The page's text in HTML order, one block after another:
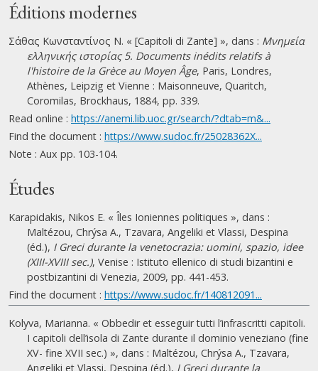
Éditions modernes
Σάθας Κωνσταντίνος Ν. « [Capitoli di Zante] », dans : Μνημεία
ελληνικής ιστορίας 5. Documents inédits relatifs à
l'histoire de la Grèce au Moyen Âge, Paris, Londres,
Athènes, Leipzig et Vienne : Maisonneuve, Quaritch,
Coromilas, Brockhaus, 1884, pp. 339.
Read online : https://anemi.lib.uoc.gr/search/?dtab=m&...
Find the document : https://www.sudoc.fr/25028362X...
Note : Aux pp. 103-104.
Études
Karapidakis, Nikos E. « Îles Ioniennes politiques », dans :
Maltézou, Chrýsa A., Tzavara, Angeliki et Vlassi, Despina
(éd.), I Greci durante la venetocrazia: uomini, spazio, idee
(XIII-XVIII sec.), Venise : Istituto ellenico di studi bizantini e
postbizantini di Venezia, 2009, pp. 441-453.
Find the document : https://www.sudoc.fr/140812091...
Kolyva, Marianna. « Obbedir et esseguir tutti l’infrascritti capitoli.
I capitoli dell’isola di Zante durante il dominio veneziano (fine
XV- fine XVII sec.) », dans : Maltézou, Chrýsa A., Tzavara,
Angeliki et Vlassi, Despina (éd.), I Greci durante la